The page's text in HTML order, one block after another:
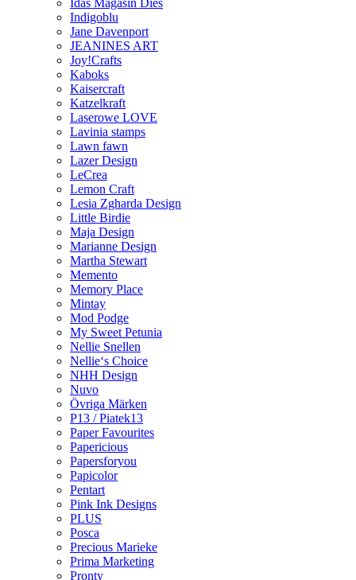
Idas Magasin Dies
Indigoblu
Jane Davenport
JEANINES ART
Joy!Crafts
Kaboks
Kaisercraft
Katzelkraft
Laserowe LOVE
Lavinia stamps
Lawn fawn
Lazer Design
LeCrea
Lemon Craft
Lesia Zgharda Design
Little Birdie
Maja Design
Marianne Design
Martha Stewart
Memento
Memory Place
Mintay
Mod Podge
My Sweet Petunia
Nellie Snellen
Nellie‘s Choice
NHH Design
Nuvo
Övriga Märken
P13 / Piatek13
Paper Favourites
Papericious
Papersforyou
Papicolor
Pentart
Pink Ink Designs
PLUS
Posca
Precious Marieke
Prima Marketing
Pronty